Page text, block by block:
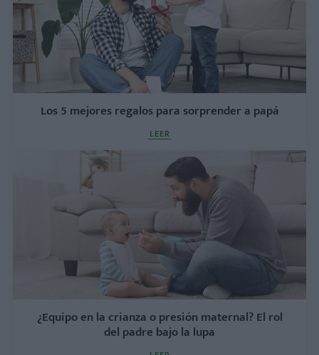
Los 5 mejores regalos para sorprender a papá
LEER
¿Equipo en la crianza o presión maternal? El rol
del padre bajo la lupa